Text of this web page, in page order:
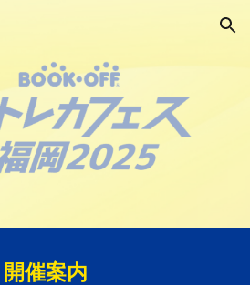
Skip to navigation
開催案内